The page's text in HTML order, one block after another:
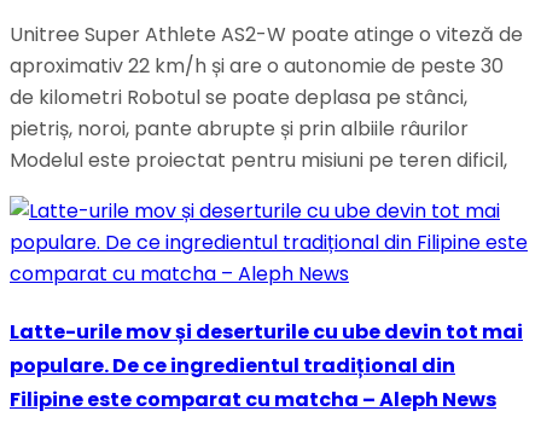
Unitree Super Athlete AS2-W poate atinge o viteză de
aproximativ 22 km/h și are o autonomie de peste 30
de kilometri Robotul se poate deplasa pe stânci,
pietriș, noroi, pante abrupte și prin albiile râurilor
Modelul este proiectat pentru misiuni pe teren dificil,
Latte-urile mov și deserturile cu ube devin tot mai
populare. De ce ingredientul tradițional din
Filipine este comparat cu matcha – Aleph News